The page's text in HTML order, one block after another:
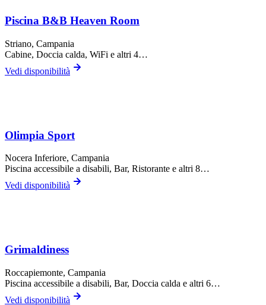
Piscina B&B Heaven Room
Striano, Campania
Cabine, Doccia calda, WiFi e altri 4…
Vedi disponibilità
Olimpia Sport
Nocera Inferiore, Campania
Piscina accessibile a disabili, Bar, Ristorante e altri 8…
Vedi disponibilità
Grimaldiness
Roccapiemonte, Campania
Piscina accessibile a disabili, Bar, Doccia calda e altri 6…
Vedi disponibilità